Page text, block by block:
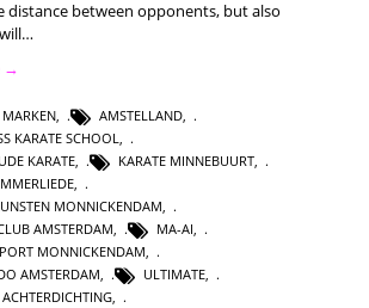
distance between opponents, but also
→
MARKEN AMSTELLAND
KARATE SCHOOL
KARATE
KARATE MINNEBUURT
MONNICKENDAM
AMSTERDAM
MA-AI
MONNICKENDAM
AMSTERDAM, ULTIMATE,
ACHTERDICHTING,